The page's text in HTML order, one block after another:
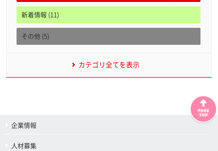
新着情報 (11)
その他 (5)
カテゴリ全てを表示
企業情報
人材募集